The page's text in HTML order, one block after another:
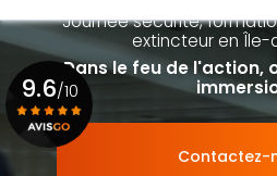
Journée sécurité,
extincteuren Île-
Dans le feu de l'action,
Contactez-
9.6/10
Voir le certificat